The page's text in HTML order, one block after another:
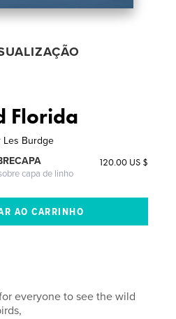
Florida
Les Burdge
capa de linho
120.00 US $
everyone to see the wild